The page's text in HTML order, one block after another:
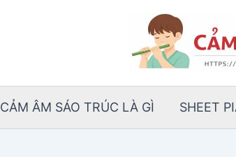
CẢM ÂM SÁO TRÚC LÀ GÌ SHEET